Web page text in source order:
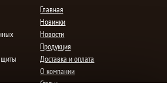
Главная
Новинки
Новости
Продукция
Доставка и оплата
О компании
Статьи